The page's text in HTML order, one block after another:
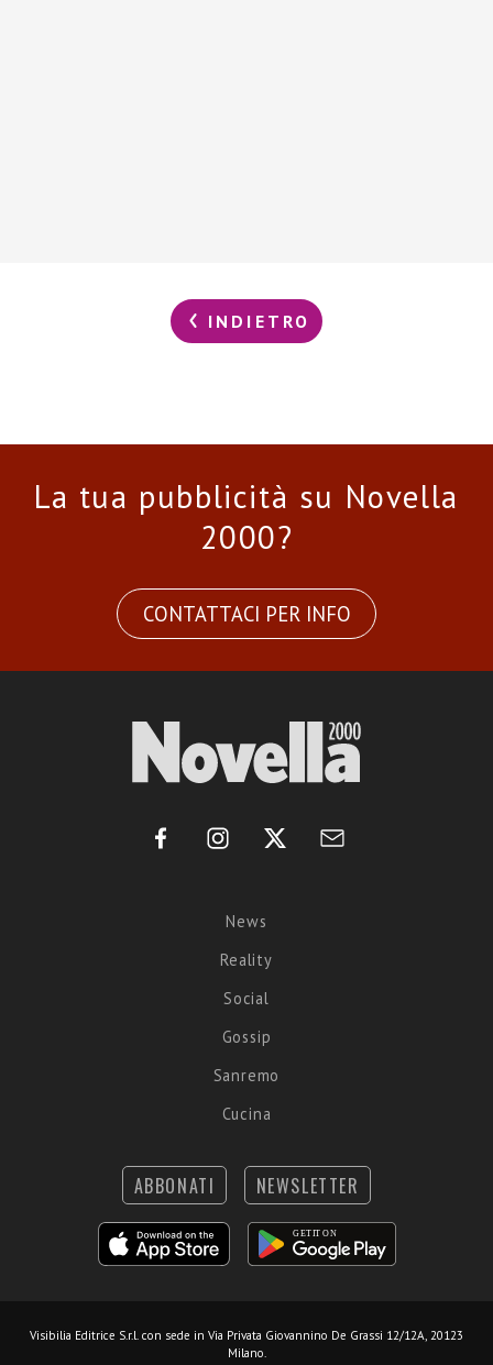
INDIETRO
La tua pubblicità su Novella
2000?
CONTATTACI PER INFO
News
Reality
Social
Gossip
Sanremo
Cucina
ABBONATI NEWSLETTER
Visibilia Editrice S.r.l. con sede in Via Privata Giovannino De Grassi 12/12A, 20123
Milano.